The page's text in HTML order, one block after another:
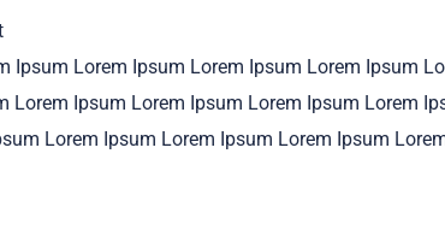
Lorem Ipsum Lorem Ipsum Lorem Ipsum
Ipsum Lorem Ipsum Lorem Ipsum Lorem
Lorem Ipsum Lorem Ipsum Lorem Ipsum